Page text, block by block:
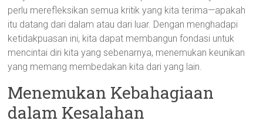
perlu merefleksikan semua kritik yang kita terima—apakah
itu datang dari dalam atau dari luar. Dengan menghadapi
ketidakpuasan ini, kita dapat membangun fondasi untuk
mencintai diri kita yang sebenarnya, menemukan keunikan
yang memang membedakan kita dari yang lain.
Menemukan Kebahagiaan
dalam Kesalahan